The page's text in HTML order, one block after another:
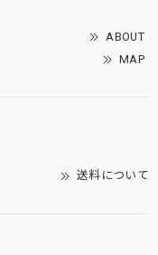
ABOUT
MAP
送料について